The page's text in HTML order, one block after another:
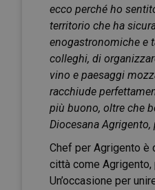
ecco perché ho
territorio che ha
enogastronomiche e
colleghi, di
vino e paesaggi
racchiude
più buono, oltre che
Diocesana
Chef per Agrigento è
città come
Un’occasione per